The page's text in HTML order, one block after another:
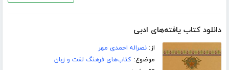
دانلود کتاب یافته‌های ادبی
از:نصراله احمدی مهر
موضوع:کتاب‌های فرهنگ لغت و زبان